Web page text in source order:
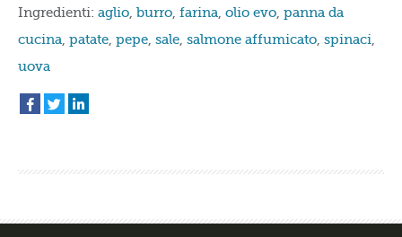
Ingredienti: aglio, burro, farina, olio evo, panna da
cucina, patate, pepe, sale, salmone affumicato, spinaci,
uova